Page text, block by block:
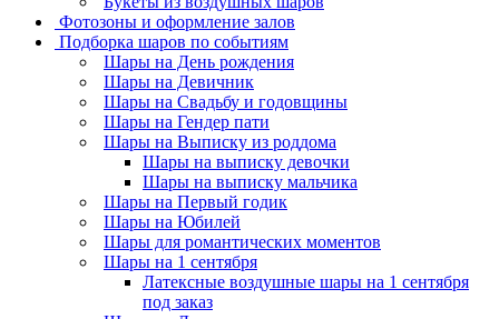
Фотозоны и оформление залов
Подборка шаров по событиям
Шары на День рождения
Шары на Девичник
Шары на Свадьбу и годовщины
Шары на Гендер пати
Шары на Выписку из роддома
Шары на выписку девочки
Шары на выписку мальчика
Шары на Первый годик
Шары на Юбилей
Шары для романтических моментов
Шары на 1 сентября
Латексные воздушные шары на 1 сентября
под заказ